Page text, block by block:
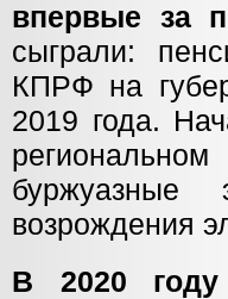
впервые за
сыграли:
КПРФ на
2019 года.
буржуазные
возрождения
В 2020 году